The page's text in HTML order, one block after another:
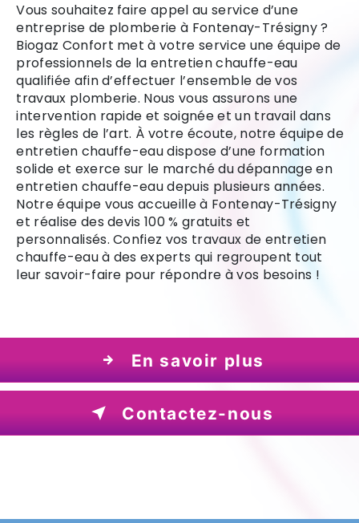
Vous souhaitez faire appel au service d’une
entreprise de plomberie à Fontenay-Trésigny ?
Biogaz Confort met à votre service une équipe de
professionnels de la entretien chauffe-eau
qualifiée afin d’effectuer l’ensemble de vos
travaux plomberie. Nous vous assurons une
intervention rapide et soignée et un travail dans
les règles de l’art. À votre écoute, notre équipe de
entretien chauffe-eau dispose d’une formation
solide et exerce sur le marché du dépannage en
entretien chauffe-eau depuis plusieurs années.
Notre équipe vous accueille à Fontenay-Trésigny
et réalise des devis 100 % gratuits et
personnalisés. Confiez vos travaux de entretien
chauffe-eau à des experts qui regroupent tout
leur savoir-faire pour répondre à vos besoins !
En savoir plus
Contactez-nous